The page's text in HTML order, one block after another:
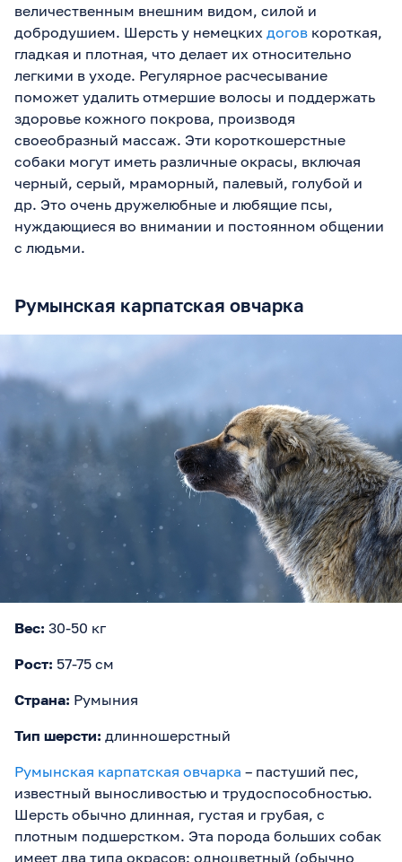
величественным внешним видом, силой и
добродушием. Шерсть у немецких догов короткая,
гладкая и плотная, что делает их относительно
легкими в уходе. Регулярное расчесывание
поможет удалить отмершие волосы и поддержать
здоровье кожного покрова, производя
своеобразный массаж. Эти короткошерстные
собаки могут иметь различные окрасы, включая
черный, серый, мраморный, палевый, голубой и
др. Это очень дружелюбные и любящие псы,
нуждающиеся во внимании и постоянном общении
с людьми.
Румынская карпатская овчарка
Вес: 30-50 кг
Рост: 57-75 см
Страна: Румыния
Тип шерсти: длинношерстный
Румынская карпатская овчарка – пастуший пес,
известный выносливостью и трудоспособностью.
Шерсть обычно длинная, густая и грубая, с
плотным подшерстком. Эта порода больших собак
имеет два типа окрасов: одноцветный (обычно